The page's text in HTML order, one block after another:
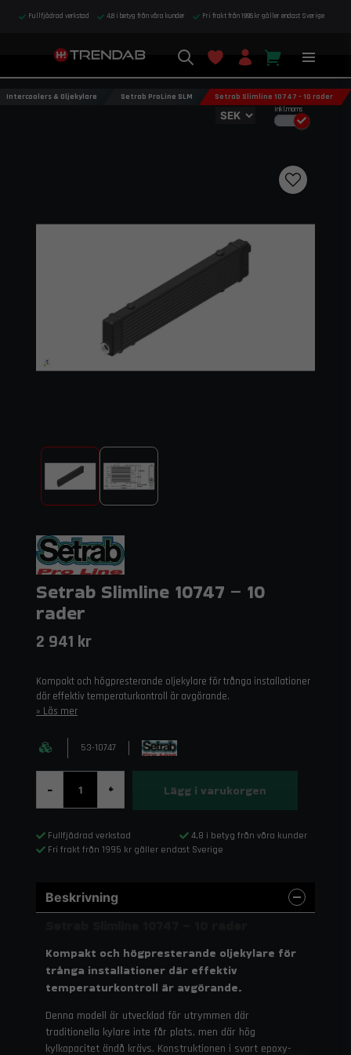
Fullfjädrad verkstad 4,8 i betyg från våra kunder Fri frakt från 1995 kr gäller endast Sverige
Inkl.moms
Intercoolers & Oljekylare Setrab ProLine SLM Setrab Slimline 10747 – 10 rader
Setrab Slimline 10747 – 10
rader
2 941 kr
Kompakt och högpresterande oljekylare för trånga installationer
där effektiv temperaturkontroll är avgörande.
Läs mer
53-10747
- + Lägg i varukorgen
Fullfjädrad verkstad
4,8 i betyg från våra kunder
Fri frakt från 1995 kr gäller endast Sverige
Beskrivning
Kompakt och högpresterande oljekylare för
trånga installationer där effektiv
temperaturkontroll är avgörande.
Denna modell är utvecklad för utrymmen där
traditionella kylare inte får plats, men där hög
kylkapacitet ändå krävs. Konstruktionen i svart epoxy-